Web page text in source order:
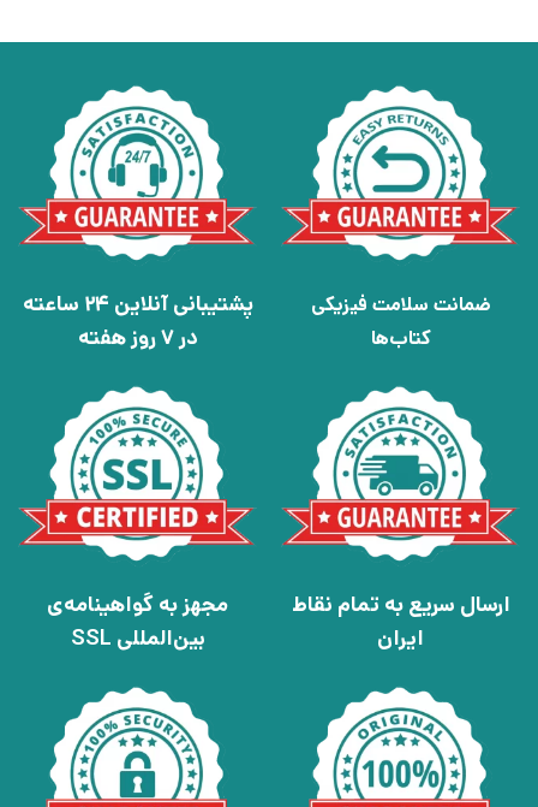
ضمانت سلامت فیزیکی
کتاب‌ها
پشتیبانی آنلاین 24 ساعته
در 7 روز هفته
ارسال سریع به تمام نقاط
ایران
مجهز به گواهینامه‌ی
بین‌المللی SSL